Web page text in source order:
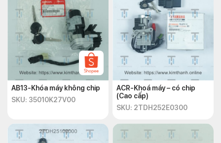
AB13-Khóa máy không chip
SKU: 35010K27V00
ACR-Khoá máy – có chip
(Cao cấp)
SKU: 2TDH252E0300